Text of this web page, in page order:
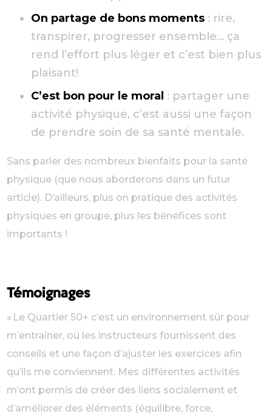
On partage de bons moments : rire,
transpirer, progresser ensemble… ça
rend l’effort plus léger et c’est bien plus
plaisant!
C’est bon pour le moral : partager une
activité physique, c’est aussi une façon
de prendre soin de sa santé mentale.
Sans parler des nombreux bienfaits pour la santé
physique (que nous aborderons dans un futur
article). D’ailleurs, plus on pratique des activités
physiques en groupe, plus les bénéfices sont
importants !
Témoignages
« Le Quartier 50+ c’est un environnement sûr pour
m’entraîner, où les instructeurs fournissent des
conseils et une façon d’ajuster les exercices afin
qu’ils me conviennent. Mes différentes activités
m’ont permis de créer des liens socialement et
d’améliorer des éléments (équilibre, force,